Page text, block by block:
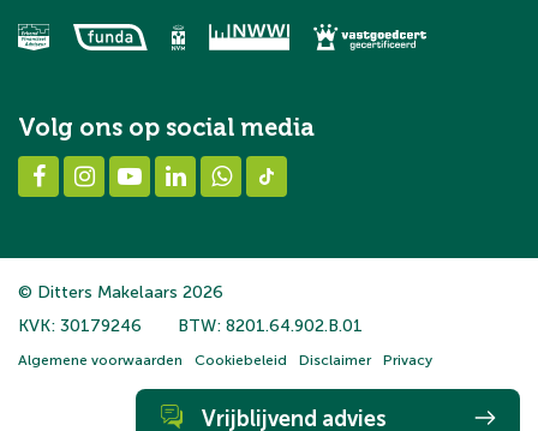
Volg ons op social media
Vrijblijvend advies
© Ditters Makelaars 2026
KVK: 30179246
BTW: 8201.64.902.B.01
Algemene voorwaarden Cookiebeleid Disclaimer Privacy